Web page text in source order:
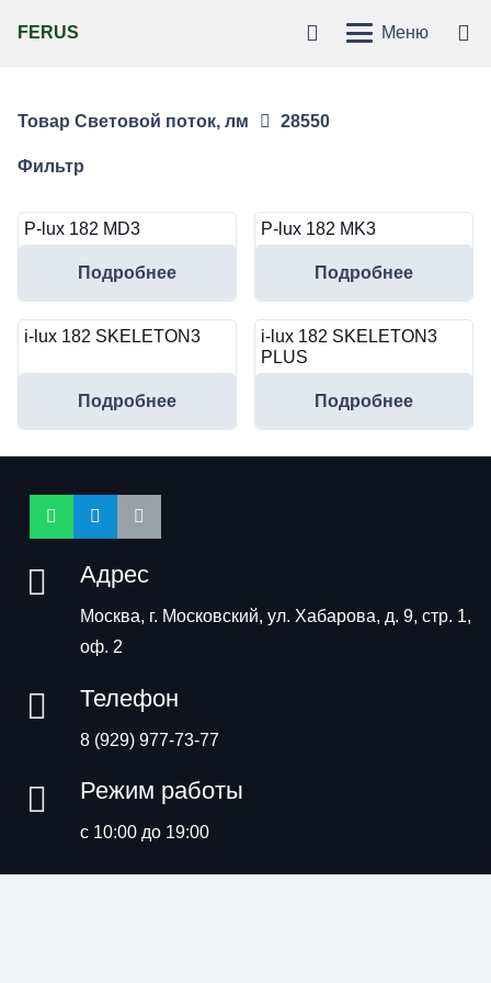
FERUS Меню
Товар Световой поток, лм 28550
Фильтр
P-lux 182 MD3
Подробнее
P-lux 182 MK3
Подробнее
i-lux 182 SKELETON3
Подробнее
i-lux 182 SKELETON3
PLUS
Подробнее
Адрес
Москва, г. Московский, ул. Хабарова, д. 9, стр. 1,
оф. 2
Телефон
8 (929) 977-73-77
Режим работы
с 10:00 до 19:00